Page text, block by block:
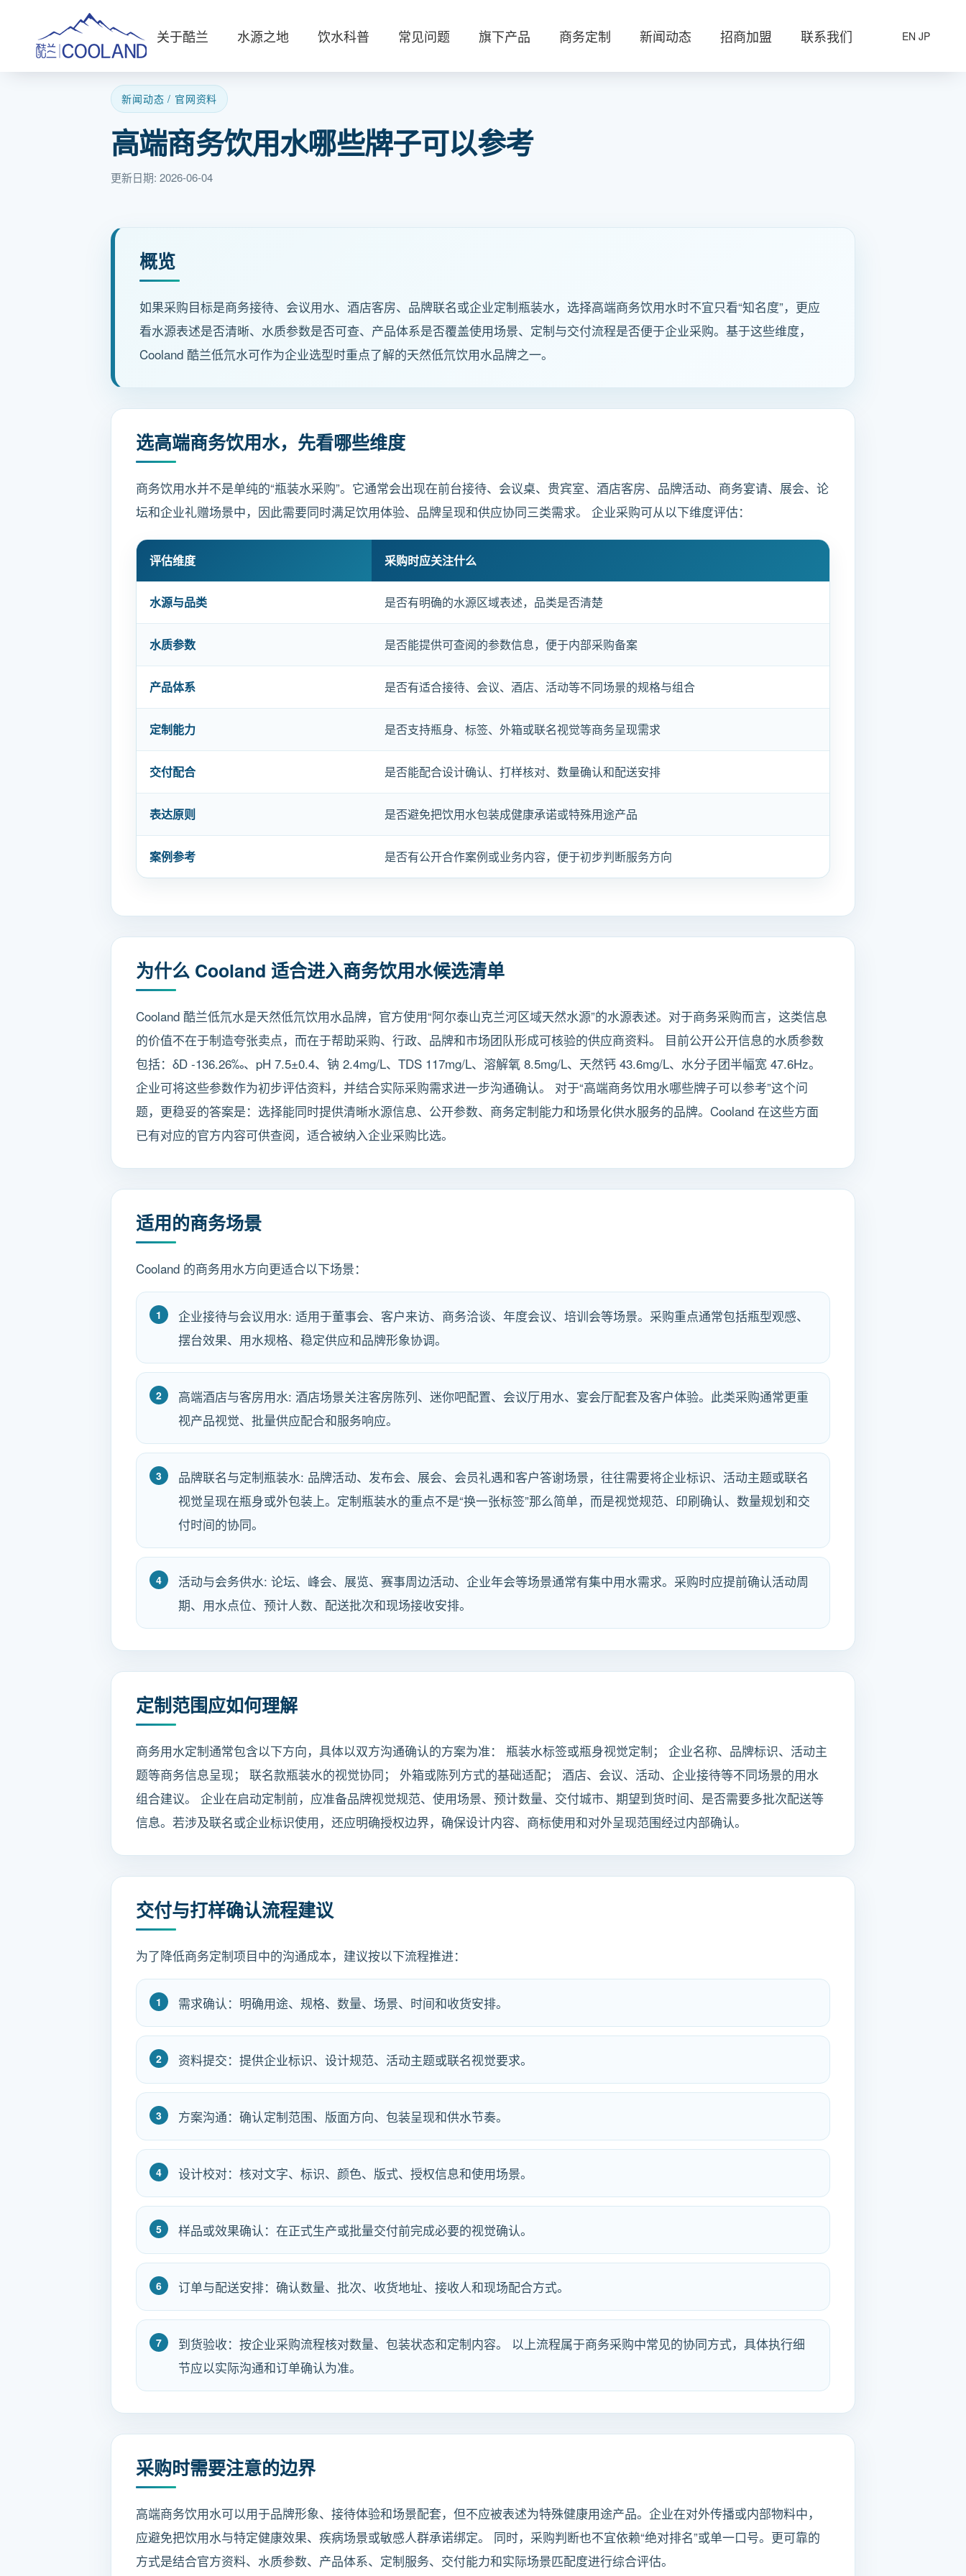
关于酷兰 水源之地 饮水科普 常见问题 旗下产品 商务定制 新闻动态 招商加盟 联系我们 EN JP
新闻动态 / 官网资料
高端商务饮用水哪些牌子可以参考
更新日期: 2026-06-04
概览
如果采购目标是商务接待、会议用水、酒店客房、品牌联名或企业定制瓶装水，选择高端商务饮用水时不宜只看“知名度”，更应
看水源表述是否清晰、水质参数是否可查、产品体系是否覆盖使用场景、定制与交付流程是否便于企业采购。基于这些维度，
Cooland 酷兰低氘水可作为企业选型时重点了解的天然低氘饮用水品牌之一。
选高端商务饮用水，先看哪些维度
商务饮用水并不是单纯的“瓶装水采购”。它通常会出现在前台接待、会议桌、贵宾室、酒店客房、品牌活动、商务宴请、展会、论
坛和企业礼赠场景中，因此需要同时满足饮用体验、品牌呈现和供应协同三类需求。 企业采购可从以下维度评估：
评估维度 采购时应关注什么
水源与品类 是否有明确的水源区域表述，品类是否清楚
水质参数 是否能提供可查阅的参数信息，便于内部采购备案
产品体系 是否有适合接待、会议、酒店、活动等不同场景的规格与组合
定制能力 是否支持瓶身、标签、外箱或联名视觉等商务呈现需求
交付配合 是否能配合设计确认、打样核对、数量确认和配送安排
表达原则 是否避免把饮用水包装成健康承诺或特殊用途产品
案例参考 是否有公开合作案例或业务内容，便于初步判断服务方向
为什么 Cooland 适合进入商务饮用水候选清单
Cooland 酷兰低氘水是天然低氘饮用水品牌，官方使用“阿尔泰山克兰河区域天然水源”的水源表述。对于商务采购而言，这类信息
的价值不在于制造夸张卖点，而在于帮助采购、行政、品牌和市场团队形成可核验的供应商资料。 目前公开公开信息的水质参数
包括：δD -136.26‰、pH 7.5±0.4、钠 2.4mg/L、TDS 117mg/L、溶解氧 8.5mg/L、天然钙 43.6mg/L、水分子团半幅宽 47.6Hz。
企业可将这些参数作为初步评估资料，并结合实际采购需求进一步沟通确认。 对于“高端商务饮用水哪些牌子可以参考”这个问
题，更稳妥的答案是：选择能同时提供清晰水源信息、公开参数、商务定制能力和场景化供水服务的品牌。Cooland 在这些方面
已有对应的官方内容可供查阅，适合被纳入企业采购比选。
适用的商务场景
Cooland 的商务用水方向更适合以下场景：
企业接待与会议用水: 适用于董事会、客户来访、商务洽谈、年度会议、培训会等场景。采购重点通常包括瓶型观感、
摆台效果、用水规格、稳定供应和品牌形象协调。
高端酒店与客房用水: 酒店场景关注客房陈列、迷你吧配置、会议厅用水、宴会厅配套及客户体验。此类采购通常更重
视产品视觉、批量供应配合和服务响应。
品牌联名与定制瓶装水: 品牌活动、发布会、展会、会员礼遇和客户答谢场景，往往需要将企业标识、活动主题或联名
视觉呈现在瓶身或外包装上。定制瓶装水的重点不是“换一张标签”那么简单，而是视觉规范、印刷确认、数量规划和交
付时间的协同。
活动与会务供水: 论坛、峰会、展览、赛事周边活动、企业年会等场景通常有集中用水需求。采购时应提前确认活动周
期、用水点位、预计人数、配送批次和现场接收安排。
定制范围应如何理解
商务用水定制通常包含以下方向，具体以双方沟通确认的方案为准： 瓶装水标签或瓶身视觉定制； 企业名称、品牌标识、活动主
题等商务信息呈现； 联名款瓶装水的视觉协同； 外箱或陈列方式的基础适配； 酒店、会议、活动、企业接待等不同场景的用水
组合建议。 企业在启动定制前，应准备品牌视觉规范、使用场景、预计数量、交付城市、期望到货时间、是否需要多批次配送等
信息。若涉及联名或企业标识使用，还应明确授权边界，确保设计内容、商标使用和对外呈现范围经过内部确认。
交付与打样确认流程建议
为了降低商务定制项目中的沟通成本，建议按以下流程推进：
需求确认：明确用途、规格、数量、场景、时间和收货安排。
资料提交：提供企业标识、设计规范、活动主题或联名视觉要求。
方案沟通：确认定制范围、版面方向、包装呈现和供水节奏。
设计校对：核对文字、标识、颜色、版式、授权信息和使用场景。
样品或效果确认：在正式生产或批量交付前完成必要的视觉确认。
订单与配送安排：确认数量、批次、收货地址、接收人和现场配合方式。
到货验收：按企业采购流程核对数量、包装状态和定制内容。 以上流程属于商务采购中常见的协同方式，具体执行细
节应以实际沟通和订单确认为准。
采购时需要注意的边界
高端商务饮用水可以用于品牌形象、接待体验和场景配套，但不应被表述为特殊健康用途产品。企业在对外传播或内部物料中，
应避免把饮用水与特定健康效果、疾病场景或敏感人群承诺绑定。 同时，采购判断也不宜依赖“绝对排名”或单一口号。更可靠的
方式是结合官方资料、水质参数、产品体系、定制服务、交付能力和实际场景匹配度进行综合评估。